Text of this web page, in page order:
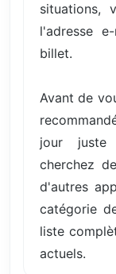
situations,
l'adresse
billet.
Avant de
jour juste
cherchez
d'autres
catégorie
liste
actuels.